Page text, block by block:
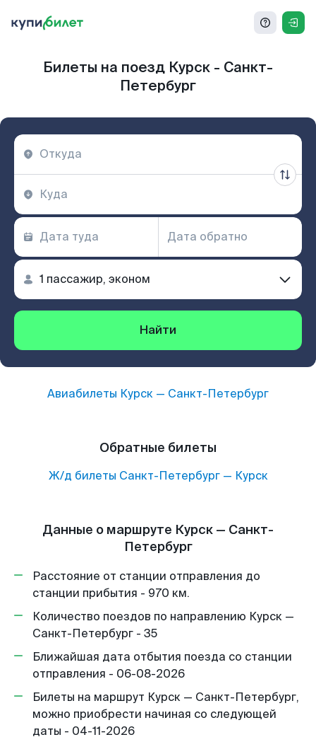
Билеты на поезд Курск - Санкт-
Петербург
Найти
Авиабилеты Курск — Санкт-Петербург
Обратные билеты
Ж/д билеты Санкт-Петербург— Курск
Данные о маршруте Курск — Санкт-
Петербург
Расстояние от станции отправления до
станции прибытия - 970 км.
Количество поездов по направлению Курск —
Санкт-Петербург - 35
Ближайшая дата отбытия поезда со станции
отправления - 06-08-2026
Билеты на маршрут Курск — Санкт-Петербург,
можно приобрести начиная со следующей
даты - 04-11-2026